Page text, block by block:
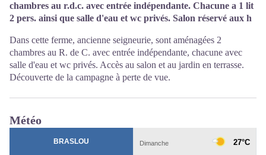
chambres au r.d.c. avec entrée indépendante. Chacune a 1 lit
2 pers. ainsi que salle d'eau et wc privés. Salon réservé aux h
Dans cette ferme, ancienne seigneurie, sont aménagées 2
chambres au R. de C. avec entrée indépendante, chacune avec
salle d'eau et wc privés. Accès au salon et au jardin en terrasse.
Découverte de la campagne à perte de vue.
Météo